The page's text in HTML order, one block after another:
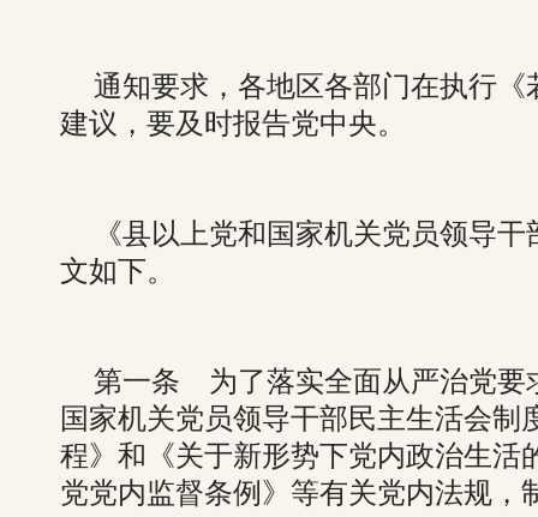
通知要求，各地区各部门在执行
建议，要及时报告党中央。
《县以上党和国家机关党员领导
文如下。
第一条 为了落实全面从严治党要
国家机关党员领导干部民主生活会制
程》和《关于新形势下党内政治生活
党党内监督条例》等有关党内法规，